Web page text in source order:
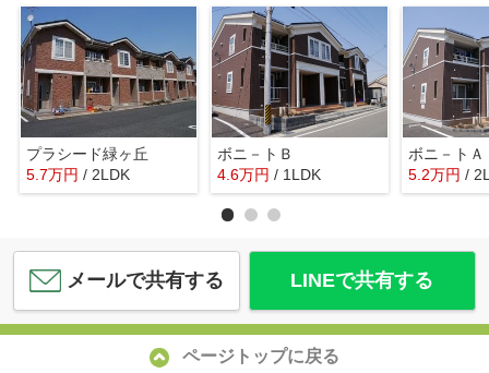
プラシード緑ヶ丘
5.7万円 / 2LDK
ボニ－トＢ
4.6万円 / 1LDK
ボニ－トＡ
5.2万円 /
メールで共有する LINEで共有する
ページトップに戻る